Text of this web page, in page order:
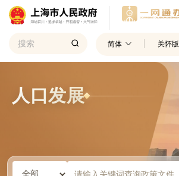
简体 关怀版
人口发展